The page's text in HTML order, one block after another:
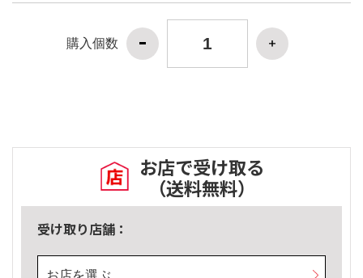
購入個数
お店で受け取る
（送料無料）
受け取り店舗：
お店を選ぶ